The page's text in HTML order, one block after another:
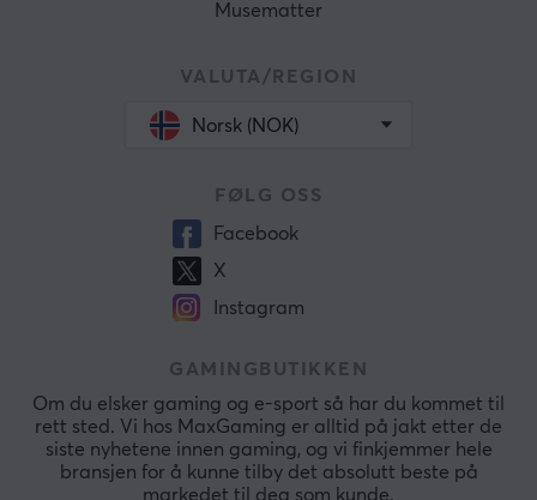
Musematter
VALUTA/REGION
Norsk (NOK)
FØLG OSS
Facebook
X
Instagram
GAMINGBUTIKKEN
Om du elsker gaming og e-sport så har du kommet til
rett sted. Vi hos MaxGaming er alltid på jakt etter de
siste nyhetene innen gaming, og vi finkjemmer hele
bransjen for å kunne tilby det absolutt beste på
markedet til deg som kunde.